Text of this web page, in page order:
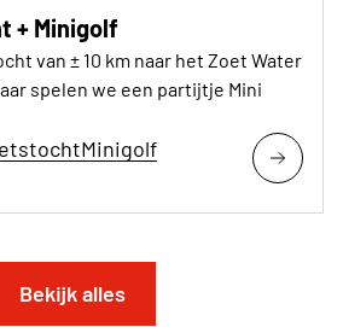
+ Minigolf
van ± 10 km naar het Zoet Water
spelen we een partijtje Mini
Bekijk alles